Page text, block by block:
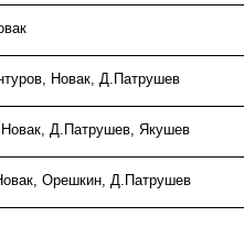
Новак, Д.Патрушев
Д.Патрушев, Якушев
Орешкин, Д.Патрушев